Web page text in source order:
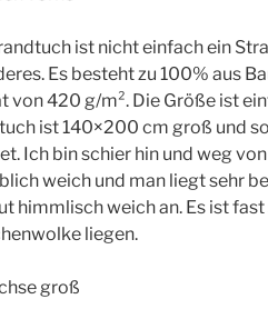
ist nicht einfach ein
Es besteht zu 100% aus
von 420 g/m². Die Größe ist
ist 140×200 cm groß und
Ich bin schier hin und weg
weich und man liegt sehr
himmlisch weich an. Es ist
liegen.